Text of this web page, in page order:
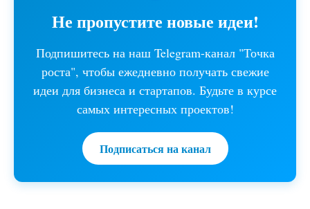
Не пропустите новые идеи!
Подпишитесь на наш Telegram-канал "Точка
роста", чтобы ежедневно получать свежие
идеи для бизнеса и стартапов. Будьте в курсе
самых интересных проектов!
Подписаться на канал